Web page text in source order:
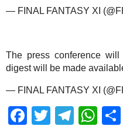
— FINAL FANTASY XI
The press conference
digest will be made
— FINAL FANTASY XI
Facebook
Twitter